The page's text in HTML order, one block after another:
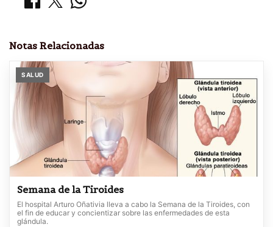
Notas Relacionadas
SALUD
Semana de la Tiroides
El hospital Arturo Oñativia lleva a cabo la Semana de la Tiroides, con
el fin de educar y concientizar sobre las enfermedades de esta
glándula.